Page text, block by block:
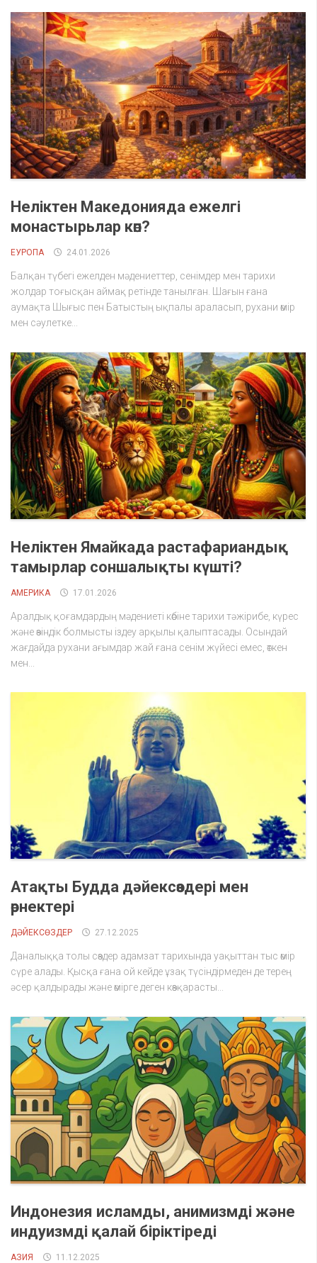
Неліктен Македонияда ежелгі
монастырьлар көп?
ЕУРОПА 24.01.2026
Балқан түбегі ежелден мәдениеттер, сенімдер мен тарихи
жолдар тоғысқан аймақ ретінде танылған. Шағын ғана
аумақта Шығыс пен Батыстың ықпалы араласып, рухани өмір
мен сәулетке...
Неліктен Ямайкада растафариандық
тамырлар соншалықты күшті?
АМЕРИКА 17.01.2026
Аралдық қоғамдардың мәдениеті көбіне тарихи тәжірибе, күрес
және өзіндік болмысты іздеу арқылы қалыптасады. Осындай
жағдайда рухани ағымдар жай ғана сенім жүйесі емес, өткен
мен...
Атақты Будда дәйексөздері мен
өрнектері
ДӘЙЕКСӨЗДЕР 27.12.2025
Даналыққа толы сөздер адамзат тарихында уақыттан тыс өмір
сүре алады. Қысқа ғана ой кейде ұзақ түсіндірмеден де терең
әсер қалдырады және өмірге деген көзқарасты...
Индонезия исламды, анимизмді және
индуизмді қалай біріктіреді
АЗИЯ 11.12.2025